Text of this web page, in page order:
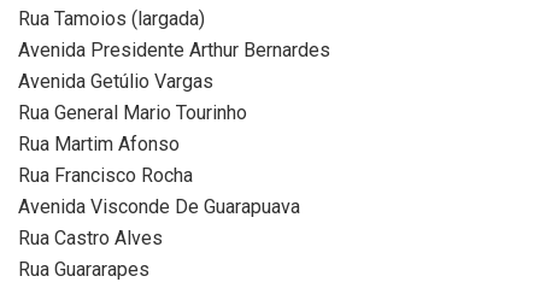
Rua Tamoios (largada)
Avenida Presidente Arthur Bernardes
Avenida Getúlio Vargas
Rua General Mario Tourinho
Rua Martim Afonso
Rua Francisco Rocha
Avenida Visconde De Guarapuava
Rua Castro Alves
Rua Guararapes